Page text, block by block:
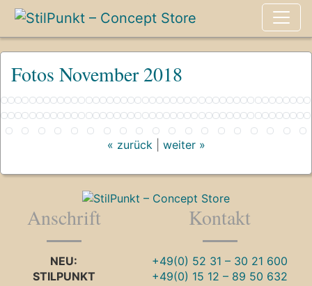
Fotos November 2018
« zurück| weiter »
Anschrift
NEU:
STILPUNKT
Kontakt
+49(0) 52 31 – 30 21 600
+49(0) 15 12 – 89 50 632